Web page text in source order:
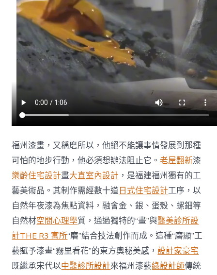
室
設
計
承
｜
福
州
漆
畫〉
中
福州漆畫，又稱磨所以，他絕不能讓事情發展到那種
可怕的地步行動，他必須想辦法阻止它。老屋翻新漆
樂齡住宅設計畫大直室內設計 ，是福建福州獨有的工
藝美術品。其制作需經數十道日式住宅設計工序，以
自然年夜漆為焦點資料，融會金、銀、蛋殼、螺鈿等
自然材空間心理學質，通過獨特的“畫”與醫美診所設
計THE R3 寓所“磨”結合技法創作而成。這種“磨顯”工
藝賦予漆畫“霧里看花”的東方奧秘美感，設計家豪宅
既繼承宋代以中醫診所設計來福州漆藝綠設計師傳統